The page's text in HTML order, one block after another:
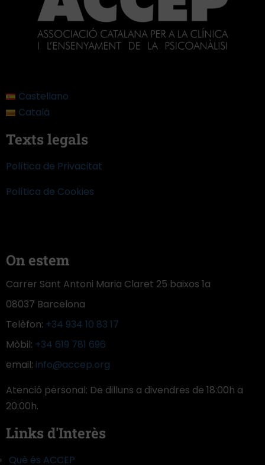
Castellano
Català
Texts legals
Política de Privacitat
Política de Cookies
On estem
Carrer Sant Antoni Maria Claret 25 baixos 1a
08037 Barcelona
Telèfon: +34 934 10 83 17
Mòbil: +34 619 781 696
email: info@accep.org
Atenció personal: De dilluns a divendres de 18:00h a
20:00h.
Links d'Interès
Què és ACCEP